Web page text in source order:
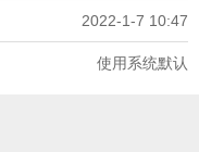
2022-1-7 10:47
使用系统默认